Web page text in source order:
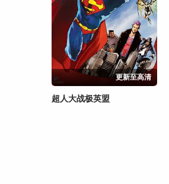
更新至高清
超人大战极英盟